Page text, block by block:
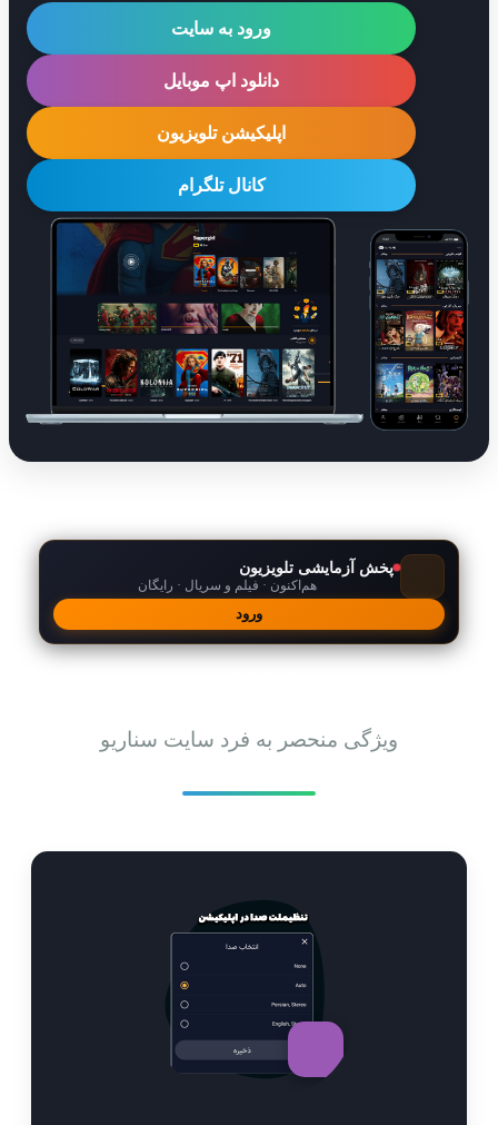
ورود به سایت
دانلود اپ موبایل
اپلیکیشن تلویزیون
کانال تلگرام
پخش آزمایشی تلویزیون
هم‌اکنون · فیلم و سریال · رایگان
ویژگی منحصر به فرد سایت سناریو